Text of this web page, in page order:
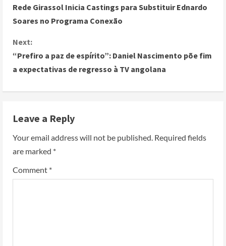
Rede Girassol Inicia Castings para Substituir Ednardo
Soares no Programa Conexão
Next:
“Prefiro a paz de espírito”: Daniel Nascimento põe fim
a expectativas de regresso à TV angolana
Leave a Reply
Your email address will not be published. Required fields
are marked *
Comment *